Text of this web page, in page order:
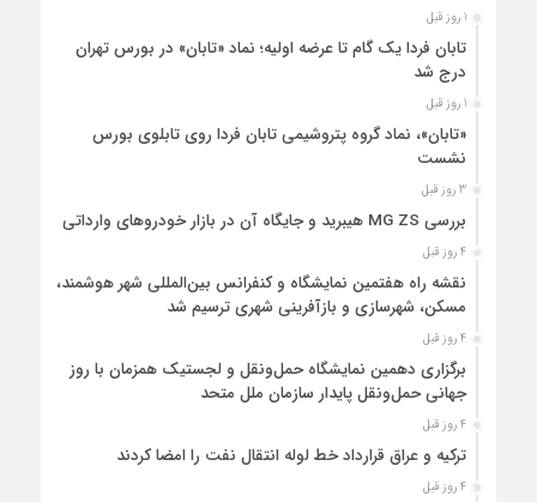
1 روز قبل
تابان فردا یک گام تا عرضه اولیه؛ نماد «تابان» در بورس تهران
درج شد
1 روز قبل
«تابان»، نماد گروه پتروشیمی تابان فردا روی تابلوی بورس
نشست
3 روز قبل
بررسی MG ZS هیبرید و جایگاه آن در بازار خودروهای وارداتی
4 روز قبل
نقشه راه هفتمین نمایشگاه و کنفرانس بین‌المللی شهر هوشمند،
مسکن، شهرسازی و بازآفرینی شهری ترسیم شد
4 روز قبل
برگزاری دهمین نمایشگاه حمل‌ونقل و لجستیک همزمان با روز
جهانی حمل‌ونقل پایدار سازمان ملل متحد
4 روز قبل
ترکیه و عراق قرارداد خط لوله انتقال نفت را امضا کردند
4 روز قبل